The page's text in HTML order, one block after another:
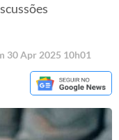
30 Apr 2025 10h01